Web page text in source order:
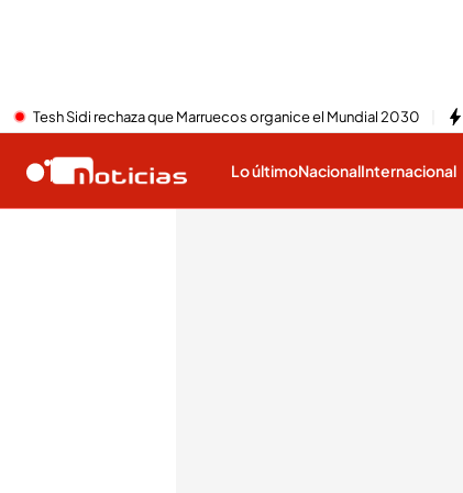
Tesh Sidi rechaza que Marruecos organice el Mundial 2030
Lo últimoNacionalInternacional